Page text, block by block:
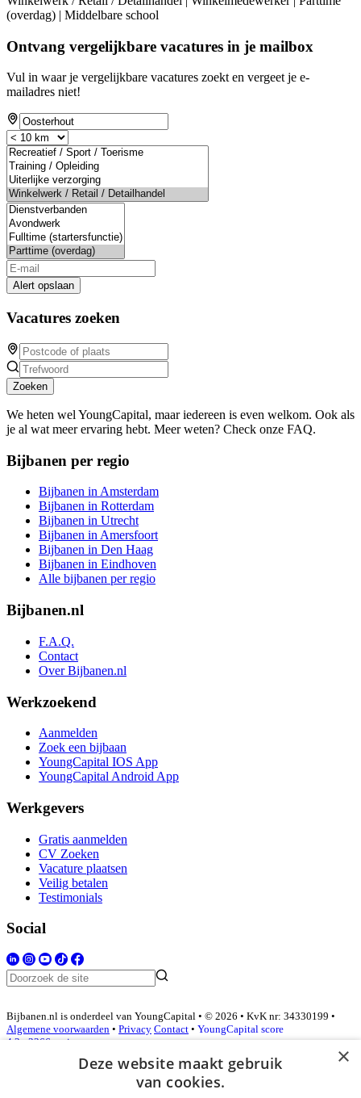
(overdag) | Middelbare school
Ontvang vergelijkbare vacatures in je mailbox
Vul in waar je vergelijkbare vacatures zoekt en vergeet je e-
mailadres niet!
Alert opslaan
Vacatures zoeken
Zoeken
We heten wel YoungCapital, maar iedereen is even welkom. Ook als
je al wat meer ervaring hebt. Meer weten? Check onze FAQ.
Bijbanen per regio
Bijbanen in Amsterdam
Bijbanen in Rotterdam
Bijbanen in Utrecht
Bijbanen in Amersfoort
Bijbanen in Den Haag
Bijbanen in Eindhoven
Alle bijbanen per regio
Bijbanen.nl
F.A.Q.
Contact
Over Bijbanen.nl
Werkzoekend
Aanmelden
Zoek een bijbaan
YoungCapital IOS App
YoungCapital Android App
Werkgevers
Gratis aanmelden
CV Zoeken
Vacature plaatsen
Veilig betalen
Testimonials
Social
Bijbanen.nl is onderdeel van YoungCapital • © 2026 • KvK nr: 34330199 •
Algemene voorwaarden • Privacy Contact • YoungCapital score
4.3 - 3366 reviews
×
Deze website maakt gebruik
van cookies.